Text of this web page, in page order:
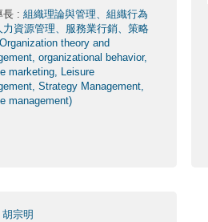
長 : 組織理論與管理、組織行為
力資源管理、服務業行銷、策略
theory and
organizational behavior,
marketing, Leisure
Strategy Management,
management)
胡宗明